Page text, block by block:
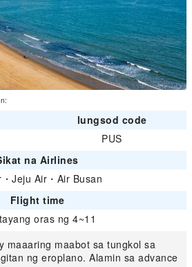
lungsod code
PUS
na Airlines
・ Jeju Air ・ Air Busan
Flight time
oras ng 4~11
maaaring maabot sa tungkol sa
ng eroplano. Alamin sa advance